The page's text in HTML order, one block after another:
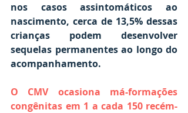
nos casos assintomáticos ao
nascimento, cerca de 13,5% dessas
crianças podem desenvolver
sequelas permanentes ao longo do
acompanhamento.
O CMV ocasiona má-formações
congênitas em 1 a cada 150 recém-